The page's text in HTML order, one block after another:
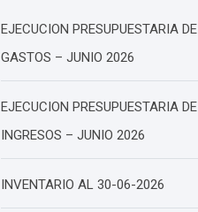
EJECUCION PRESUPUESTARIA DE
GASTOS – JUNIO 2026
EJECUCION PRESUPUESTARIA DE
INGRESOS – JUNIO 2026
INVENTARIO AL 30-06-2026